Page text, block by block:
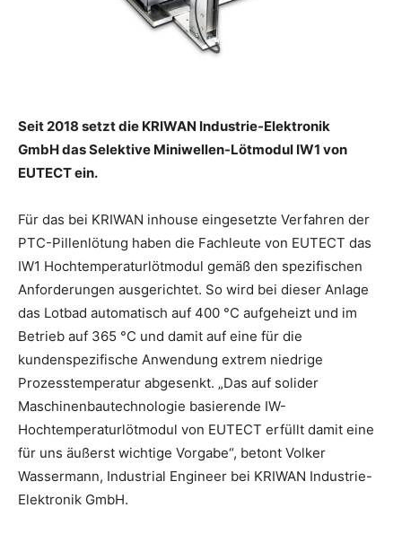
Seit 2018 setzt die KRIWAN Industrie-Elektronik
GmbHdas Selektive Miniwellen-Lötmodul IW1 von
EUTECT ein.
Für das bei KRIWAN inhouse eingesetzte Verfahren der
PTC-Pillenlötung haben die Fachleute von EUTECT das
IW1 Hochtemperaturlötmodul gemäß den spezifischen
Anforderungen ausgerichtet. So wird bei dieser Anlage
das Lotbad automatisch auf 400 °C aufgeheizt und im
Betrieb auf 365 °C und damit auf eine für die
kundenspezifische Anwendung extrem niedrige
Prozesstemperatur abgesenkt. „Das auf solider
Maschinenbautechnologie basierende IW-
Hochtemperaturlötmodul von EUTECT erfüllt damit eine
für uns äußerst wichtige Vorgabe“, betont Volker
Wassermann, Industrial Engineer bei KRIWAN Industrie-
Elektronik GmbH.